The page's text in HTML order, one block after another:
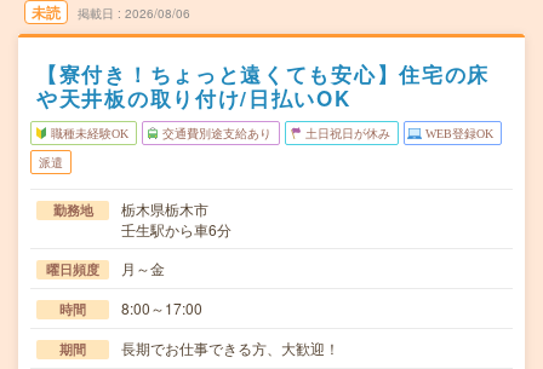
未読 掲載日 2026/08/06
【寮付き！ちょっと遠くても安心】住宅の床
や天井板の取り付け/日払いOK
職種未経験OK 交通費別途支給あり 土日祝日が休み WEB登録OK
派遣
勤務地
栃木県栃木市
壬生駅から車6分
曜日頻度 月～金
時間 8:00～17:00
期間 長期でお仕事できる方、大歓迎！